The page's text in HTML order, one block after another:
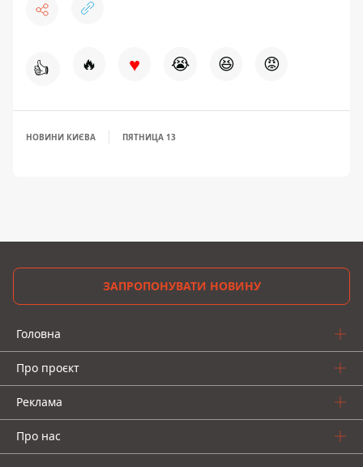
👍 🔥 ♥ 😭 😆 😡
НОВИНИ КИЄВА ПЯТНИЦА 13
ЗАПРОПОНУВАТИ НОВИНУ
Головна
Про проєкт
Реклама
Про нас